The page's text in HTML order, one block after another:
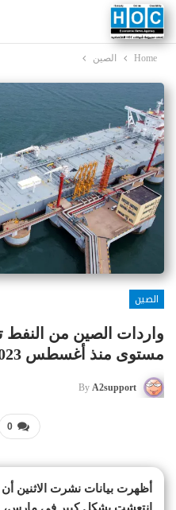
Home الصين
الصين
واردات الصين من
مستوى منذ أغسطس 2023
By A2support
0
أظهرت بيانات نشرت الاثنين